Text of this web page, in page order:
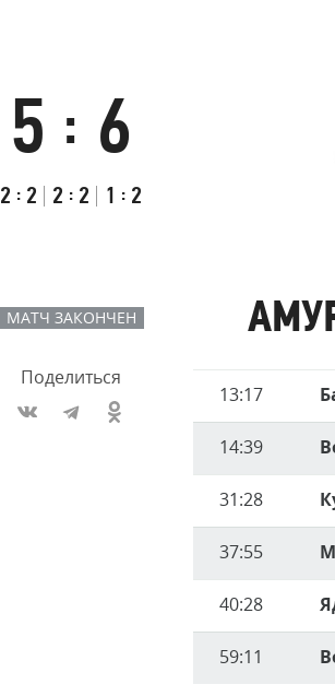
встречи
Итоговый
5 : 6
Счёт
таймам
Первый
2 : 2
Второй
2 : 2
Третий
1 : 2
МАТЧ ЗАКОНЧЕН
Поделиться
Время
Имя
13:17
14:39
31:28
37:55
40:28
59:11